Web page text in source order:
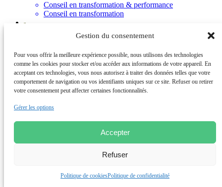
Gestion du consentement
Pour vous offrir la meilleure expérience possible, nous utilisons des technologies
comme les cookies pour stocker et/ou accéder aux informations de votre appareil. En
acceptant ces technologies, vous nous autorisez à traiter des données telles que votre
comportement de navigation ou vos identifiants uniques sur ce site. Refuser ou retirer
votre consentement peut affecter certaines fonctionnalités.
Gérer les options
Accepter
Refuser
Politique de cookiesPolitique de confidentialité
Conseil en transformation & performance
Conseil en transformation
MEO’Connect Lyon, Retour en image
Conseil en transformation & performance
Conseil en transformation
Événements
Académies des Achats Casablanca 2025 – Une communauté
Conseil en transformation